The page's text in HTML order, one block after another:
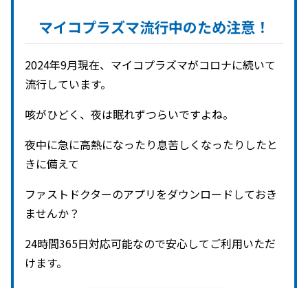
マイコプラズマ流行中のため注意！
2024年9月現在、マイコプラズマがコロナに続いて
流行しています。
咳がひどく、夜は眠れずつらいですよね。
夜中に急に高熱になったり息苦しくなったりしたと
きに備えて
ファストドクターのアプリをダウンロードしておき
ませんか？
24時間365日対応可能なので安心してご利用いただ
けます。